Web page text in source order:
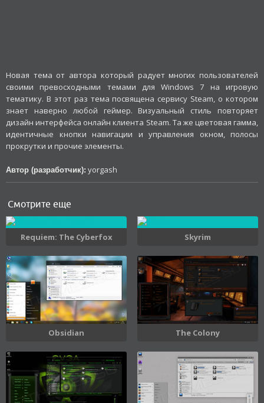
Новая тема от автора который радует многих пользователей
своими превосходными темами для Windows 7 на игровую
тематику. В этот раз тема посвящена сервису Steam, о котором
знает наверно любой геймер. Визуальный стиль повторяет
дизайн интерфейса онлайн клиента Steam. Та же цветовая гамма,
идентичные кнопки навигации и управления окном, полосы
прокрутки и прочие элементы.
Автор (разработчик): yorgash
Смотрите еще
Requiem: The Cyberfox Skyrim
Obsidian The Colony